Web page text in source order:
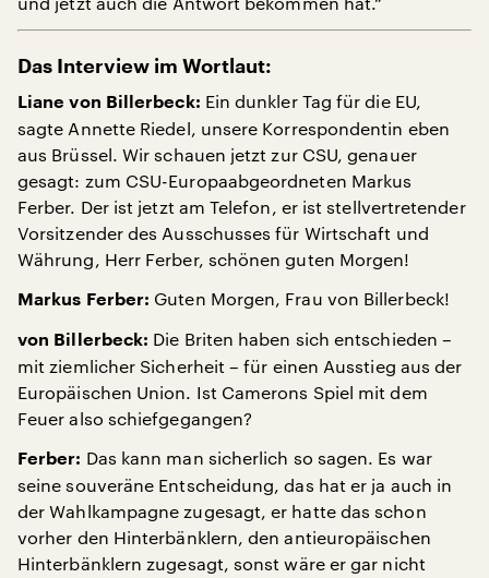
Das Interview im Wortlaut:
Liane von Billerbeck: Ein dunkler Tag für die EU,
sagte Annette Riedel, unsere Korrespondentin eben
aus Brüssel. Wir schauen jetzt zur CSU, genauer
gesagt: zum CSU-Europaabgeordneten Markus
Ferber. Der ist jetzt am Telefon, er ist stellvertretender
Vorsitzender des Ausschusses für Wirtschaft und
Währung, Herr Ferber, schönen guten Morgen!
Markus Ferber: Guten Morgen, Frau von Billerbeck!
von Billerbeck: Die Briten haben sich entschieden –
mit ziemlicher Sicherheit – für einen Ausstieg aus der
Europäischen Union. Ist Camerons Spiel mit dem
Feuer also schiefgegangen?
Ferber: Das kann man sicherlich so sagen. Es war
seine souveräne Entscheidung, das hat er ja auch in
der Wahlkampagne zugesagt, er hatte das schon
vorher den Hinterbänklern, den antieuropäischen
Hinterbänklern zugesagt, sonst wäre er gar nicht